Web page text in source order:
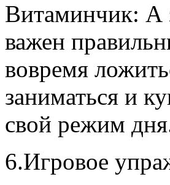
Витаминчик: А
важен
вовремя
заниматься и
свой режим
6.Игровое